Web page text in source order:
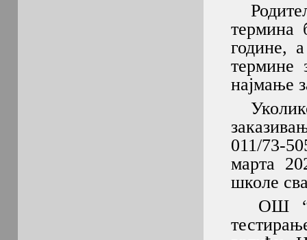
термина
године,
термине
најмање
011/73-
марта
школе
ОШ